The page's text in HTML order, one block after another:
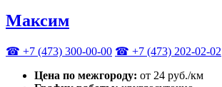
Максим
☎ +7 (473) 300-00-00 ☎ +7 (473) 202-02-02
Цена по межгороду: от 24 руб./км